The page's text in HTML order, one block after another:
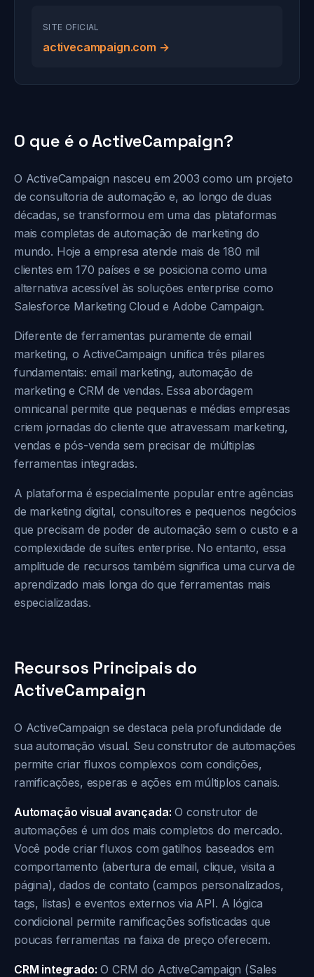
SITE OFICIAL
activecampaign.com →
O que é o ActiveCampaign?
O ActiveCampaign nasceu em 2003 como um projeto
de consultoria de automação e, ao longo de duas
décadas, se transformou em uma das plataformas
mais completas de automação de marketing do
mundo. Hoje a empresa atende mais de 180 mil
clientes em 170 países e se posiciona como uma
alternativa acessível às soluções enterprise como
Salesforce Marketing Cloud e Adobe Campaign.
Diferente de ferramentas puramente de email
marketing, o ActiveCampaign unifica três pilares
fundamentais: email marketing, automação de
marketing e CRM de vendas. Essa abordagem
omnicanal permite que pequenas e médias empresas
criem jornadas do cliente que atravessam marketing,
vendas e pós-venda sem precisar de múltiplas
ferramentas integradas.
A plataforma é especialmente popular entre agências
de marketing digital, consultores e pequenos negócios
que precisam de poder de automação sem o custo e a
complexidade de suítes enterprise. No entanto, essa
amplitude de recursos também significa uma curva de
aprendizado mais longa do que ferramentas mais
especializadas.
Recursos Principais do
ActiveCampaign
O ActiveCampaign se destaca pela profundidade de
sua automação visual. Seu construtor de automações
permite criar fluxos complexos com condições,
ramificações, esperas e ações em múltiplos canais.
Automação visual avançada: O construtor de
automações é um dos mais completos do mercado.
Você pode criar fluxos com gatilhos baseados em
comportamento (abertura de email, clique, visita a
página), dados de contato (campos personalizados,
tags, listas) e eventos externos via API. A lógica
condicional permite ramificações sofisticadas que
poucas ferramentas na faixa de preço oferecem.
CRM integrado: O CRM do ActiveCampaign (Sales